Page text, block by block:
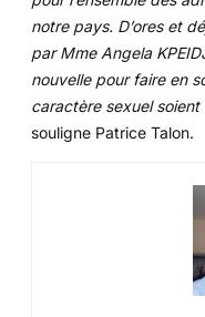
notre pays. D’ores et
par Mme Angela
nouvelle pour faire en
caractère sexuel
souligne Patrice Talon.